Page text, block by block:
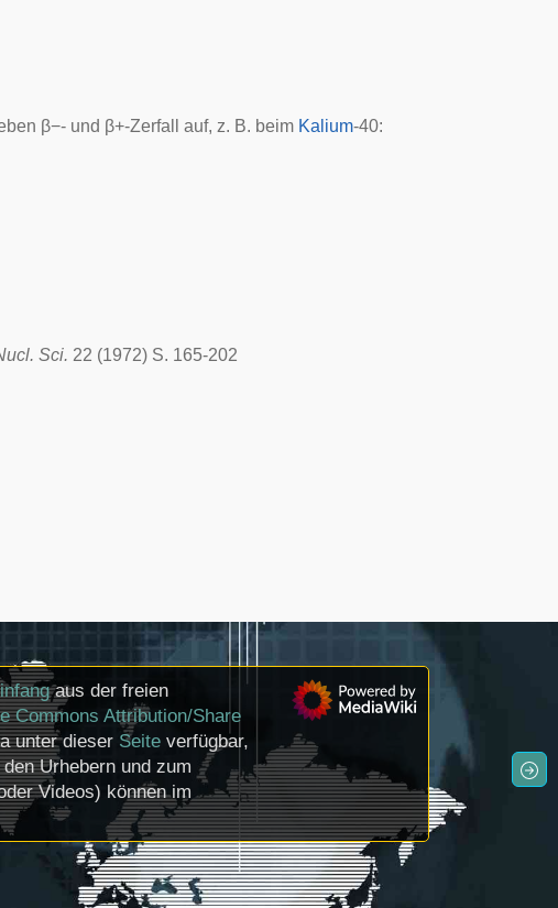
β−- und β+-Zerfall auf, z. B. beim Kalium-40:
Sci. 22 (1972) S. 165-202
aus der freien
Commons Attribution/Share
unter dieser Seite verfügbar,
Urhebern und zum
Videos) können im